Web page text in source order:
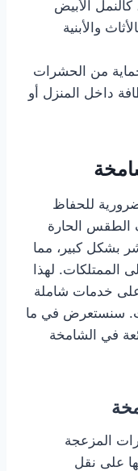
الأبيض
والأبنية
من الحشرات
داخل المنزل أو
للحفاظ
الطقس الحارة
بشكل كبير، مما
الممتلكات. لهذا
خدمات شاملة
سنستعرض في ما
في الشامخة
المزعجة
على نقل